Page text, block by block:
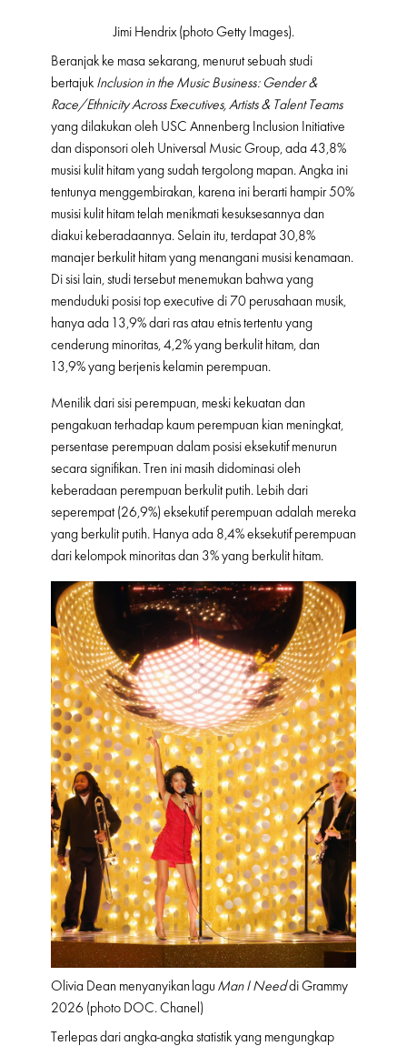
Jimi Hendrix (photo Getty Images).
Beranjak ke masa sekarang, menurut sebuah studi
bertajuk Inclusion in the Music Business: Gender &
Race/Ethnicity Across Executives, Artists & Talent Teams
yang dilakukan oleh USC Annenberg Inclusion Initiative
dan disponsori oleh Universal Music Group, ada 43,8%
musisi kulit hitam yang sudah tergolong mapan. Angka ini
tentunya menggembirakan, karena ini berarti hampir 50%
musisi kulit hitam telah menikmati kesuksesannya dan
diakui keberadaannya. Selain itu, terdapat 30,8%
manajer berkulit hitam yang menangani musisi kenamaan.
Di sisi lain, studi tersebut menemukan bahwa yang
menduduki posisi top executive di 70 perusahaan musik,
hanya ada 13,9% dari ras atau etnis tertentu yang
cenderung minoritas, 4,2% yang berkulit hitam, dan
13,9% yang berjenis kelamin perempuan.
Menilik dari sisi perempuan, meski kekuatan dan
pengakuan terhadap kaum perempuan kian meningkat,
persentase perempuan dalam posisi eksekutif menurun
secara signifikan. Tren ini masih didominasi oleh
keberadaan perempuan berkulit putih. Lebih dari
seperempat (26,9%) eksekutif perempuan adalah mereka
yang berkulit putih. Hanya ada 8,4% eksekutif perempuan
dari kelompok minoritas dan 3% yang berkulit hitam.
Olivia Dean menyanyikan lagu Man I Needdi Grammy
2026 (photo DOC. Chanel)
Terlepas dari angka-angka statistik yang mengungkap